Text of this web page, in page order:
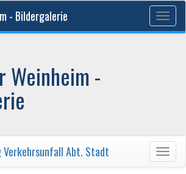
- Bildergalerie
Weinheim -
Verkehrsunfall Abt. Stadt